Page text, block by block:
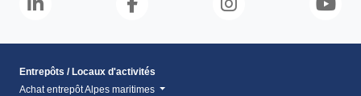
Entrepôts / Locaux d'activités
Achat entrepôt Alpes maritimes